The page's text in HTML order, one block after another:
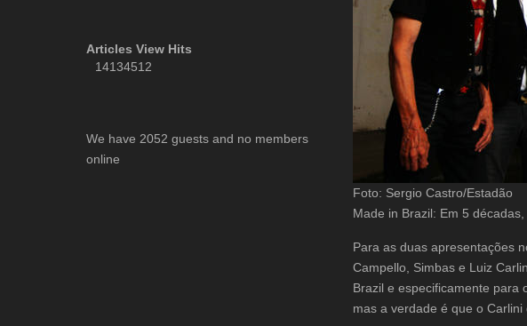
Foto: Sergio Castro/Estadão
Made in Brazil: Em 5
Para as duas apresentações
Campello, Simbas e Luiz
Brazil e especificamente para
mas a verdade é que o
Articles View Hits
14134512
We have 2052 guests and no members
online